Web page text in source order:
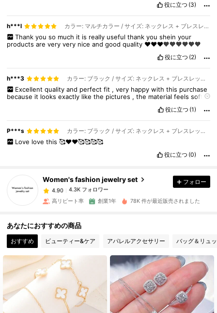
役に立つ (3)
h***l カラー: マルチカラー / サイズ: ネックレス + ブレスレット + リング + イヤリングセット
Thank you so much it is really useful thank you shein your
productsareveryvery niceandgoodquality ❤️❤️❤️🧡🧡🧡🧡🧡🧡
役に立つ (2)
h***3 カラー: ブラック / サイズ: ネックレス + ブレスレット + リング + イヤリングセット
Excellent quality and perfect fit , very happy with this purchase
because it looksexactly likethe pictures ,the materialfeelssoft
greatvaluefor money
役に立つ (1)
P***s カラー: ブラック / サイズ: ネックレス + ブレスレット + リング + イヤリングセット
Love love this 🥰❤️❤️🥰🥰🥰🥰
役に立つ (0)
Women's fashion jewelry set
4.90 4.3K フォロワー
4.90
4.3K フォロワー
に購入しました
4.3K フォロワー
4.3K フォロワー
フォロー
高リピート率 創業1年 78K 件が最近販売されました
あなたにおすすめの商品
おすすめ ビューティー&ケア アパレルアクセサリー バッグ＆リュ